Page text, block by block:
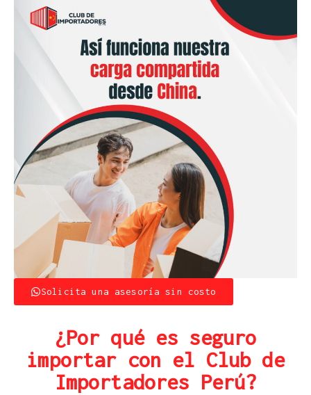
Solicita una asesoría sin costo
¿Por qué es seguro
importar con el Club de
Importadores Perú?